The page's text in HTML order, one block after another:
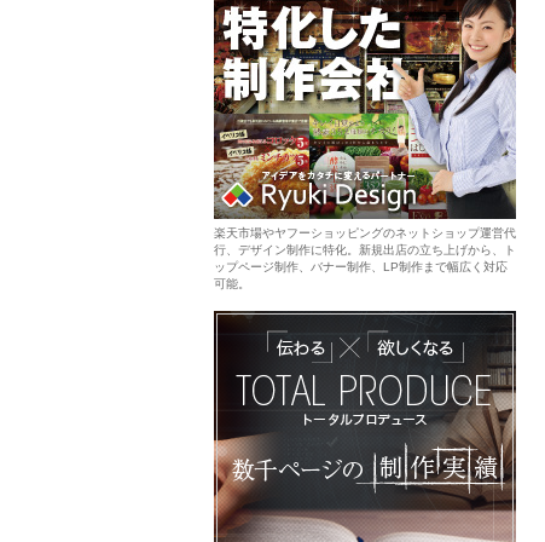
楽天市場やヤフーショッピングのネットショップ運営代
行、デザイン制作に特化。新規出店の立ち上げから、ト
ップページ制作、バナー制作、LP制作まで幅広く対応
可能。